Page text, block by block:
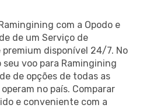
com a Opodo e
de um Serviço de
disponível 24/7. No
voo para Ramingining
de opções de todas as
no país. Comparar
e conveniente com a